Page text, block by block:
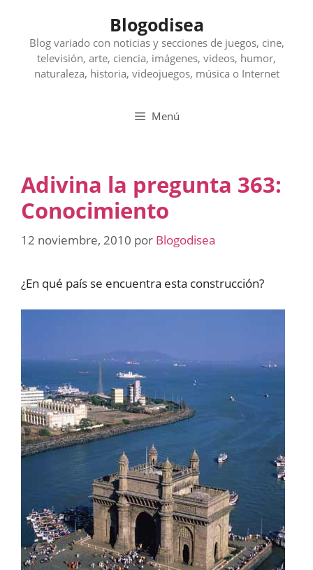
contenido
Blogodisea
Blog variado con noticias y secciones de juegos, cine,
televisión, arte, ciencia, imágenes, videos, humor,
naturaleza, historia, videojuegos, música o Internet
Menú
Adivina la pregunta 363:
Conocimiento
12 noviembre, 2010 por Blogodisea
¿En qué país se encuentra esta construcción?